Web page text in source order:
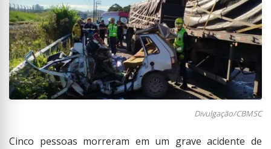
Divulgação/CBMSC
Cinco pessoas morreram em um grave acidente de